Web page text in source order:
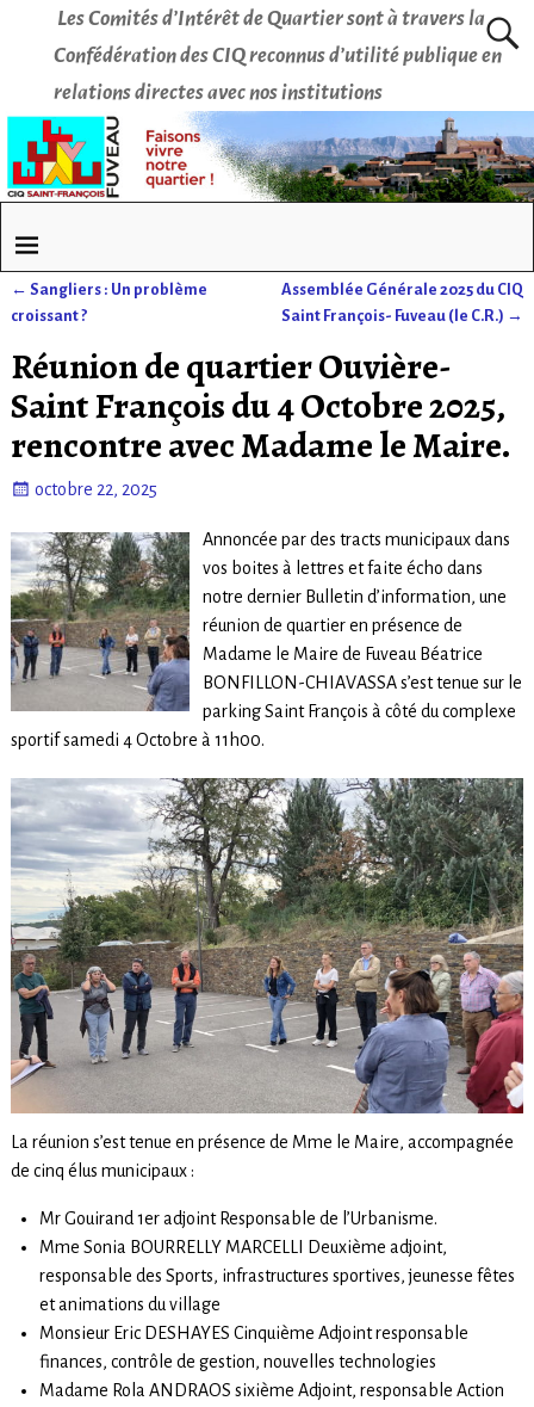
Les Comités d’Intérêt de Quartier sont à travers la
Confédération des CIQ reconnus d’utilité publique en
relations directes avec nos institutions
Navigation des articles
← Sangliers : Un problème
croissant ?
Assemblée Générale 2025 du CIQ
Saint François- Fuveau (le C.R.) →
Réunion de quartier Ouvière-
Saint François du 4 Octobre 2025,
rencontre avec Madame le Maire.
octobre 22, 2025
Annoncée par des tracts municipaux dans
vos boites à lettres et faite écho dans
notre dernier Bulletin d’information, une
réunion de quartier en présence de
Madame le Maire de Fuveau Béatrice
BONFILLON-CHIAVASSA s’est tenue sur le
parking Saint François à côté du complexe
sportif samedi 4 Octobre à 11h00.
La réunion s’est tenue en présence de Mme le Maire, accompagnée
de cinq élus municipaux :
Mr Gouirand 1er adjoint Responsable de l’Urbanisme.
Mme Sonia BOURRELLY MARCELLI Deuxième adjoint,
responsable des Sports, infrastructures sportives, jeunesse fêtes
et animations du village
Monsieur Eric DESHAYES Cinquième Adjoint responsable
finances, contrôle de gestion, nouvelles technologies
Madame Rola ANDRAOS sixième Adjoint, responsable Action